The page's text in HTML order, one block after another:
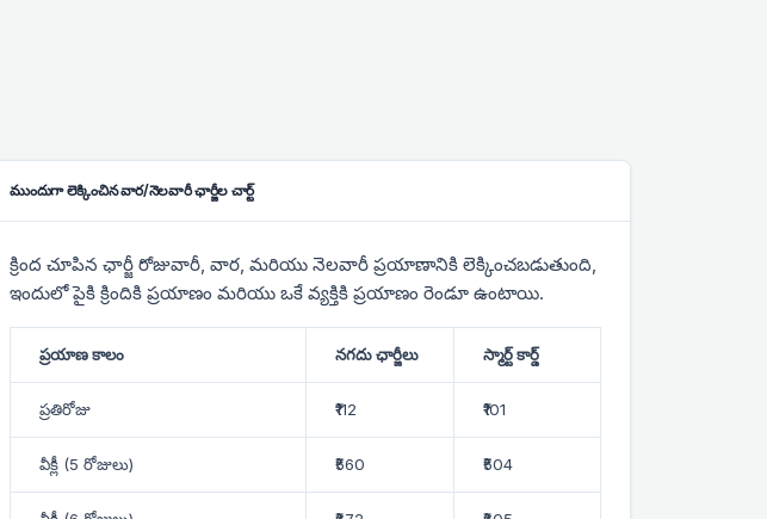
ముందుగా లెక్కించిన వార/నెలవారీ ఛార్జీల చార్ట్
క్రింద చూపిన ఛార్జీ రోజువారీ, వార, మరియు నెలవారీ ప్రయాణానికి లెక్కించబడుతుంది,
ఇందులో పైకి క్రిందికి ప్రయాణం మరియు ఒకే వ్యక్తికి ప్రయాణం రెండూ ఉంటాయి.
ప్రయాణ కాలం నగదు ఛార్జీలు స్మార్ట్ కార్డ్
ప్రతిరోజు ₹112 ₹101
వీక్లీ (5 రోజులు) ₹560 ₹504